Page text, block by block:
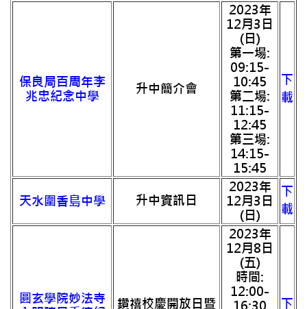
保良局百周年李
兆忠紀念中學
升中簡介會
2023年
12月3日
(日)
第一場:
09:15-
10:45
第二場:
11:15-
12:45
第三場:
14:15-
15:45
下
載
天水圍香島中學 升中資訊日
2023年
12月3日
(日)
下
載
圓玄學院妙法寺
鑽禧校慶開放日暨
2023年
12月8日
(五)
時間:
12:00-
16:30
下